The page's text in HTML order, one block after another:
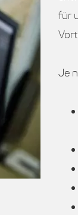
für
Je